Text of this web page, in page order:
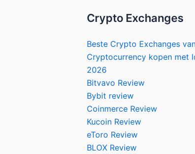
Crypto Exchanges
Beste Crypto Exchanges
Cryptocurrency kopen met
2026
Bitvavo Review
Bybit review
Coinmerce Review
Kucoin Review
eToro Review
BLOX Review